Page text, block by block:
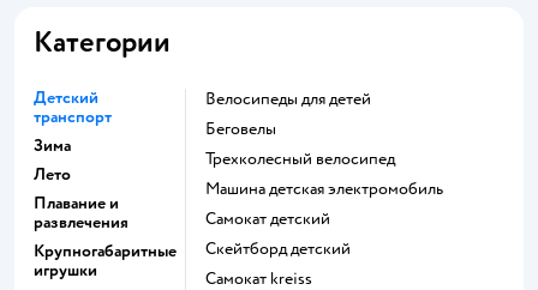
Категории
Детский
транспорт
Зима
Лето
Плавание и
развлечения
Крупногабаритные
игрушки
Велосипеды для детей
Беговелы
Трехколесный велосипед
Машина детская электромобиль
Самокат детский
Скейтборд детский
Самокат kreiss